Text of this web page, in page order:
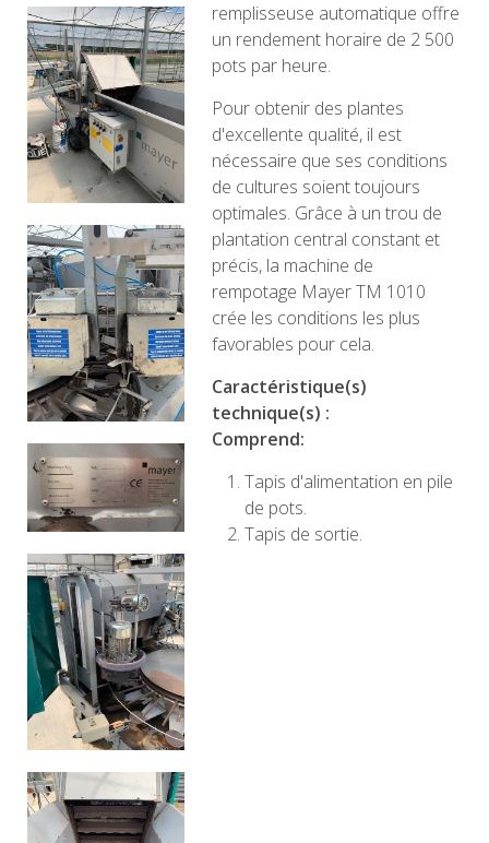
remplisseuse automatique offre
un rendement horaire de 2 500
pots par heure.
Pour obtenir des plantes
d'excellente qualité, il est
nécessaire que ses conditions
de cultures soient toujours
optimales. Grâce à un trou de
plantation central constant et
précis, la machine de
rempotage Mayer TM 1010
crée les conditions les plus
favorables pour cela.
Caractéristique(s)
technique(s) :
Comprend:
Tapis d'alimentation en pile
de pots.
Tapis de sortie.